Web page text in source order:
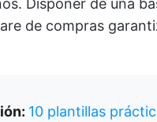
Disponer de una
de compras
10 plantillas